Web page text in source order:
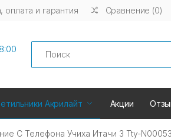
оплата и гарантия Сравнение (0)
Search
Акрилайт Акции
С Телефона Учиха Итачи 3 Tty-